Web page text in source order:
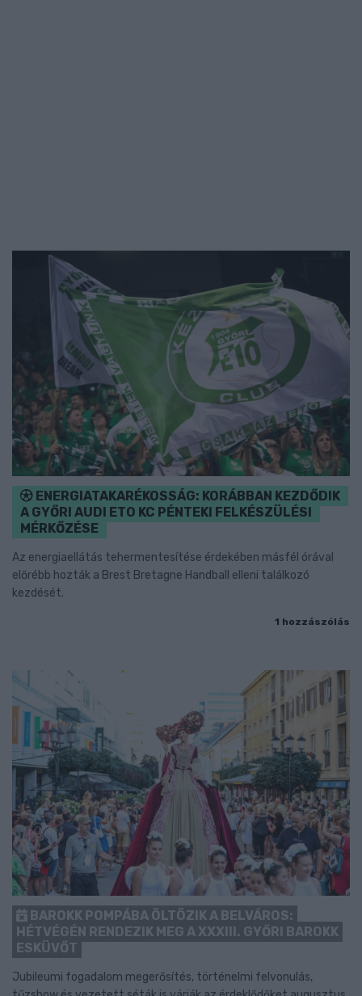
ENERGIATAKARÉKOSSÁG: KORÁBBAN KEZDŐDIK
A GYŐRI AUDI ETO KC PÉNTEKI FELKÉSZÜLÉSI
MÉRKŐZÉSE
Az energiaellátás tehermentesítése érdekében másfél órával
előrébb hozták a Brest Bretagne Handball elleni találkozó
kezdését.
1 hozzászólás
BAROKK POMPÁBA ÖLTÖZIK A BELVÁROS:
HÉTVÉGÉN RENDEZIK MEG A XXXIII. GYŐRI BAROKK
ESKÜVŐT
Jubileumi fogadalom megerősítés, történelmi felvonulás,